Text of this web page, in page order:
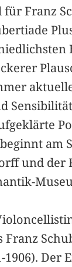
Franz
am
und